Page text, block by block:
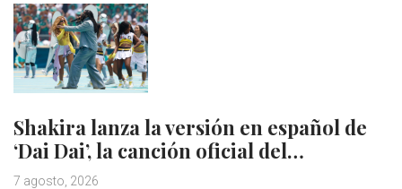
Shakira lanza la versión en español de
‘Dai Dai’, la canción oficial del…
7 agosto, 2026